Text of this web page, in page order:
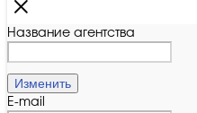
Название агентства
Изменить
E-mail